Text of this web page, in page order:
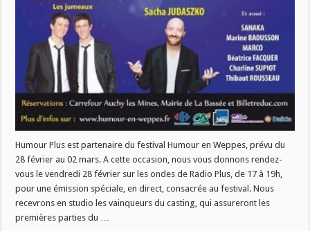
Humour Plus est partenaire du festival Humour en Weppes, prévu du
28 février au 02 mars. A cette occasion, nous vous donnons rendez-
vous le vendredi 28 février sur les ondes de Radio Plus, de 17 à 19h,
pour une émission spéciale, en direct, consacrée au festival. Nous
recevrons en studio les vainqueurs du casting, qui assureront les
premières parties du …